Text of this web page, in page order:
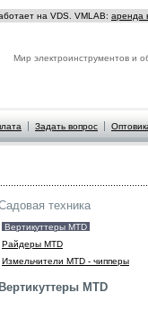
на VDS. VMLAB: аренда
Мир электроинструментов и
Задать вопрос
техника
Вертикуттеры MTD
Райдеры MTD
Измельчители MTD - чипперы
Вертикуттеры MTD